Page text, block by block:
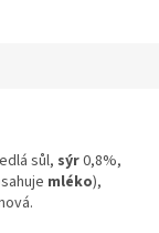
sůl, sýr0,8%,
mléko),